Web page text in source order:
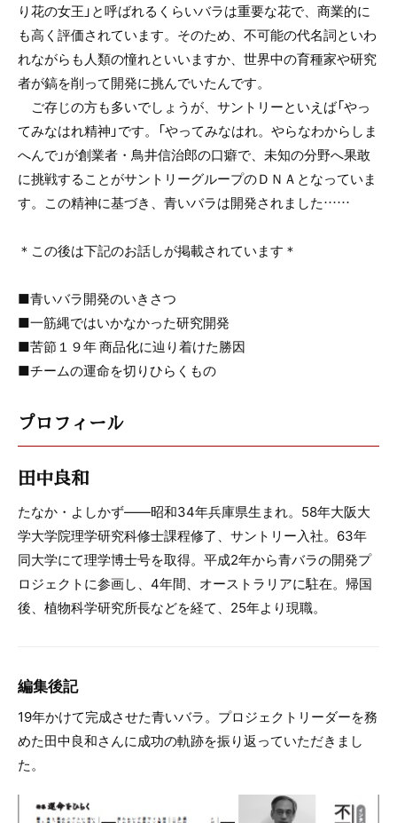
り花の女王」と呼ばれるくらいバラは重要な花で、商業的に
も高く評価されています。そのため、不可能の代名詞といわ
れながらも人類の憧れといいますか、世界中の育種家や研究
者が鎬を削って開発に挑んでいたんです。
ご存じの方も多いでしょうが、サントリーといえば「やっ
てみなはれ精神」です。「やってみなはれ。やらなわからしま
へんで」が創業者・鳥井信治郎の口癖で、未知の分野へ果敢
に挑戦することがサントリーグループのＤＮＡとなっていま
す。この精神に基づき、青いバラは開発されました……
＊この後は下記のお話しが掲載されています＊
■青いバラ開発のいきさつ
■一筋縄ではいかなかった研究開発
■苦節１９年 商品化に辿り着けた勝因
■チームの運命を切りひらくもの
プロフィール
田中良和
たなか・よしかず――昭和34年兵庫県生まれ。58年大阪大
学大学院理学研究科修士課程修了、サントリー入社。63年
同大学にて理学博士号を取得。平成2年から青バラの開発プ
ロジェクトに参画し、4年間、オーストラリアに駐在。帰国
後、植物科学研究所長などを経て、25年より現職。
編集後記
19年かけて完成させた青いバラ。プロジェクトリーダーを務
めた田中良和さんに成功の軌跡を振り返っていただきまし
た。